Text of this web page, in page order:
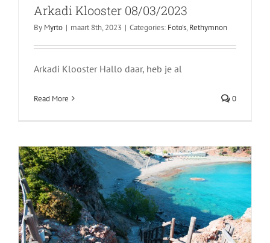
Arkadi Klooster 08/03/2023
By Myrto | maart 8th, 2023 | Categories: Foto's, Rethymnon
Arkadi Klooster Hallo daar, heb je al
Read More 0